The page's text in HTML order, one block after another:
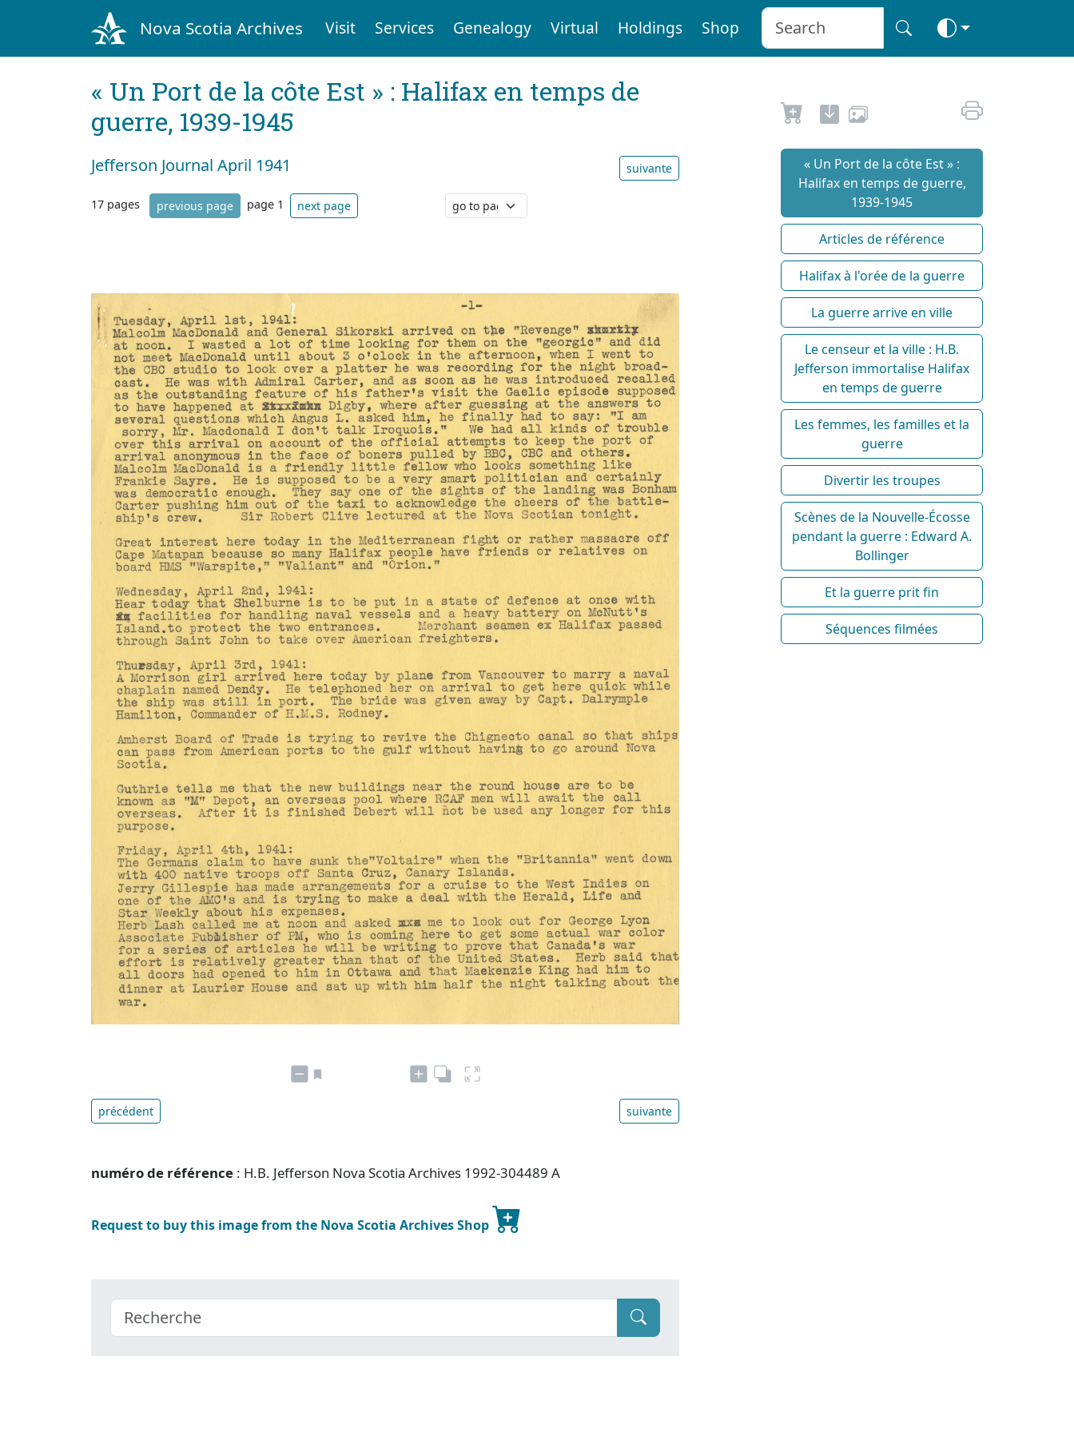
Nova Scotia Archives Visit Services Genealogy Virtual Holdings Shop
« Un Port de la côte Est » : Halifax en temps de
guerre, 1939-1945
Jefferson Journal April 1941 suivante
17 pages previous page page 1 next page
précédent suivante
numéro de référence : H.B. Jefferson Nova Scotia Archives 1992-304489 A
Request to buy this image from the Nova Scotia Archives Shop
« Un Port de la côte Est » :
Halifax en temps de guerre,
1939-1945
Articles de référence
Halifax à l'orée de la guerre
La guerre arrive en ville
Le censeur et la ville : H.B.
Jefferson immortalise Halifax
en temps de guerre
Les femmes, les familles et la
guerre
Divertir les troupes
Scènes de la Nouvelle-Écosse
pendant la guerre : Edward A.
Bollinger
Et la guerre prit fin
Séquences filmées